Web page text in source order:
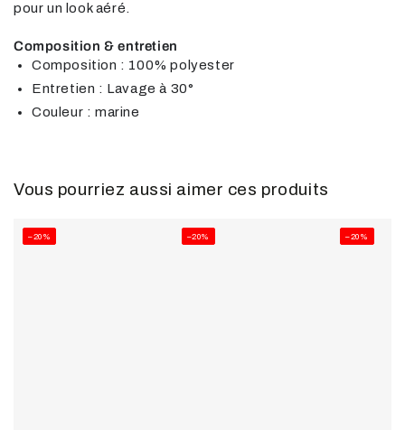
pour un look aéré.
Composition & entretien
Composition : 100% polyester
Entretien : Lavage à 30°
Couleur : marine
Vous pourriez aussi aimer ces produits
–20% –20% –20%